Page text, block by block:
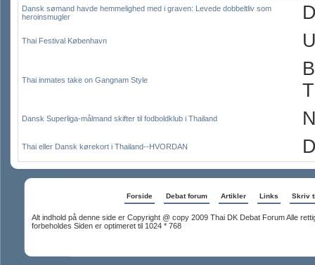
Dansk sømand havde hemmelighed med i graven: Levede dobbeltliv som
heroinsmugler
Thai Festival København
Thai inmates take on Gangnam Style
Dansk Superliga-målmand skifter til fodboldklub i Thailand
Thai eller Dansk kørekort i Thailand--HVORDAN
Forside Debat forum Artikler Links Skriv
Alt indhold på denne side er Copyright @ copy 2009 Thai DK Debat Forum Alle
forbeholdes Siden er optimeret til 1024 * 768